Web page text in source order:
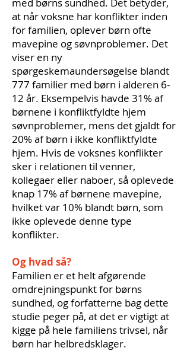
at når voksne har konflikter inden
for familien, oplever børn ofte
mavepine og søvnproblemer. Det
viser en ny
spørgeskemaundersøgelse blandt
777 familier med børn i alderen 6-
12 år. Eksempelvis havde 31% af
børnene i konfliktfyldte hjem
søvnproblemer, mens det gjaldt for
20% af børn i ikke konfliktfyldte
hjem. Hvis de voksnes konflikter
sker i relationen til venner,
kollegaer eller naboer, så oplevede
knap 17% af børnene mavepine,
hvilket var 10% blandt børn, som
ikke oplevede denne type
konflikter.
Og hvad så?
Familien er et helt afgørende
omdrejningspunkt for børns
sundhed, og forfatterne bag dette
studie peger på, at det er vigtigt at
kigge på hele familiens trivsel, når
børn har helbredsklager.